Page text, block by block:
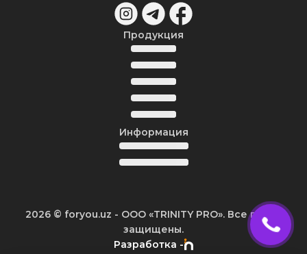
Продукция
Информация
2026 © foryou.uz - ООО «TRINITY PRO». Все права
защищены.
Разработка -